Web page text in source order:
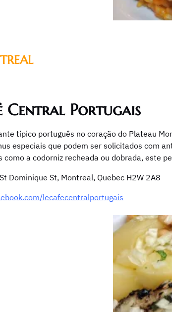
Central Portugais
típico português no coração do Plateau
especiais que podem ser solicitados com
como a codorniz recheada ou dobrada, este
Dominique St, Montreal, Quebec H2W 2A8
lecafecentralportugais